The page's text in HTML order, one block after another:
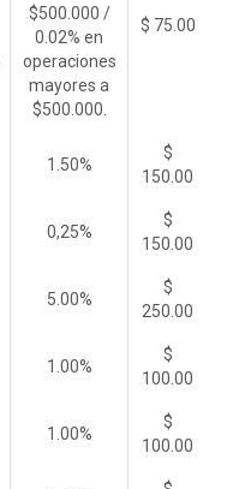
$500.000 /
0.02% en
operaciones
mayores a
$500.000.
$ 75.00
1.50%
$
150.00
0,25%
$
150.00
5.00%
$
250.00
1.00%
$
100.00
1.00%
$
100.00